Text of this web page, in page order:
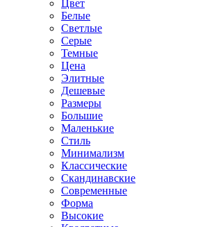
Цвет
Белые
Светлые
Серые
Темные
Цена
Элитные
Дешевые
Размеры
Большие
Маленькие
Стиль
Минимализм
Классические
Скандинавские
Современные
Форма
Высокие